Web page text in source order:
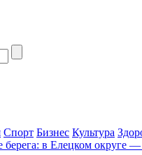
Спорт Бизнес Культура
в Елецком округе